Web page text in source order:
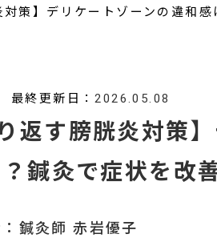
対策】デリケートゾーンの違和
最終更新日：2026.05.08
返す膀胱炎対策
鍼灸で症状を改
：鍼灸師赤岩優子